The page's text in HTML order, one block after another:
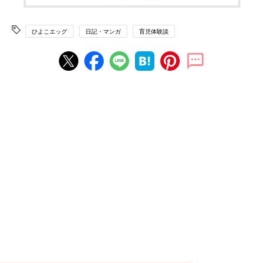
ひよこエッグ 日記・マンガ 育児体験談